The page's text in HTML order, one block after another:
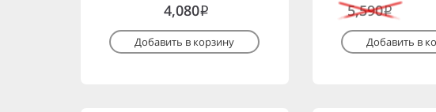
4,080i
Добавить в корзину
5,590i
Добавить в